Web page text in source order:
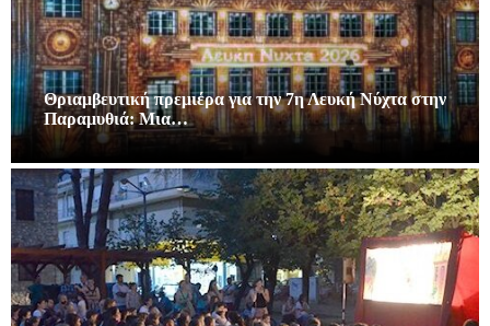
Θριαμβευτική πρεμιέρα για την 7η Λευκή Νύχτα στην
Παραμυθιά: Μια…